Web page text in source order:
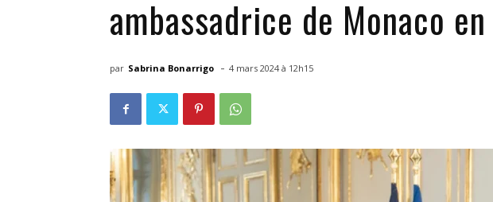
ambassadrice de Monaco
par Sabrina Bonarrigo - 4 mars 2024 à 12h15